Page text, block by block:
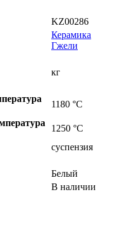
KZ00286
Керамика
Гжели
кг
1180 °С
1250 °С
суспензия
Белый
В наличии